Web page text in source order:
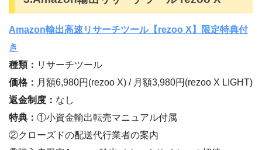
Amazon輸出高速リサーチツール【rezoo X】限定特典付
き
種類： リサーチツール
価格： 月額6,980円(rezoo X) / 月額3,980円(rezoo X LIGHT)
返金制度： なし
特典： ①小資金輸出転売マニュアル付属
②クローズドの配送代行業者の案内